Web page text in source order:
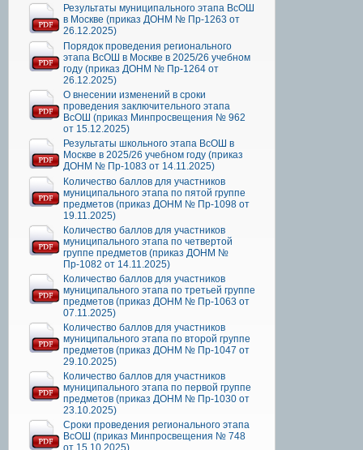
Результаты муниципального этапа ВсОШ
в Москве (приказ ДОНМ № Пр-1263 от
26.12.2025)
Порядок проведения регионального
этапа ВсОШ в Москве в 2025/26 учебном
году (приказ ДОНМ № Пр-1264 от
26.12.2025)
О внесении изменений в сроки
проведения заключительного этапа
ВсОШ (приказ Минпросвещения № 962
от 15.12.2025)
Результаты школьного этапа ВсОШ в
Москве в 2025/26 учебном году (приказ
ДОНМ № Пр-1083 от 14.11.2025)
Количество баллов для участников
муниципального этапа по пятой группе
предметов (приказ ДОНМ № Пр-1098 от
19.11.2025)
Количество баллов для участников
муниципального этапа по четвертой
группе предметов (приказ ДОНМ №
Пр-1082 от 14.11.2025)
Количество баллов для участников
муниципального этапа по третьей группе
предметов (приказ ДОНМ № Пр-1063 от
07.11.2025)
Количество баллов для участников
муниципального этапа по второй группе
предметов (приказ ДОНМ № Пр-1047 от
29.10.2025)
Количество баллов для участников
муниципального этапа по первой группе
предметов (приказ ДОНМ № Пр-1030 от
23.10.2025)
Сроки проведения регионального этапа
ВсОШ (приказ Минпросвещения № 748
от 15.10.2025)